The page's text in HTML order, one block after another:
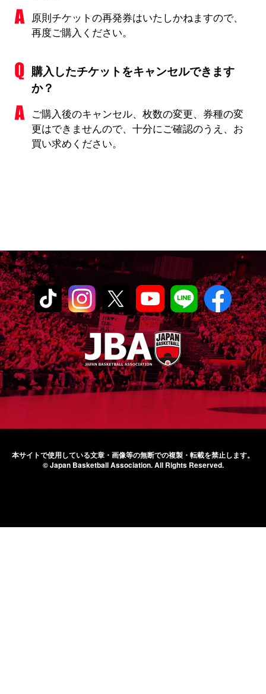
原則チケットの再発券はいたしかねますので、
再度ご購入ください。
購入したチケットをキャンセルできます
か？
ご購入後のキャンセル、枚数の変更、券種の変
更はできませんので、十分にご確認のうえ、お
買い求めください。
本サイトで使用している文章・画像等の無断での複製・転載を禁止します。
© Japan Basketball Association.All Rights Reserved.